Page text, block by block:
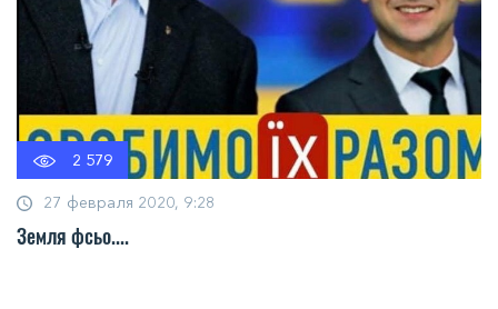
2 579
27 февраля 2020, 9:28
Земля фсьо....